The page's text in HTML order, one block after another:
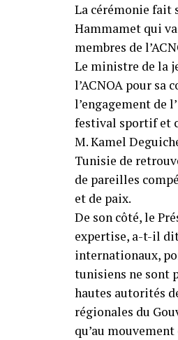
La cérémonie fait
Hammamet qui
membres de
Le ministre de la
l’ACNOA pour sa
l’engagement de
festival sportif et
M. Kamel
Tunisie de
de pareilles
et de paix.
De son côté, le
expertise, a-t-il
internationaux,
tunisiens ne sont
hautes autorités
régionales du
qu’au